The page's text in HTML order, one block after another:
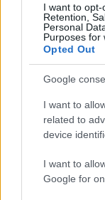
I want to opt-
Retention,
Personal
Purposes for
Opted Out
Google
I want to
related to
device
I want to
Google for
napon
A